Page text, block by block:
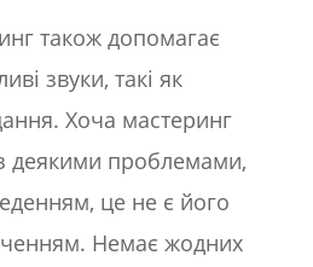
також допомагає
звуки, такі як
Хоча мастеринг
деякими проблемами,
це не є його
Немає жодних